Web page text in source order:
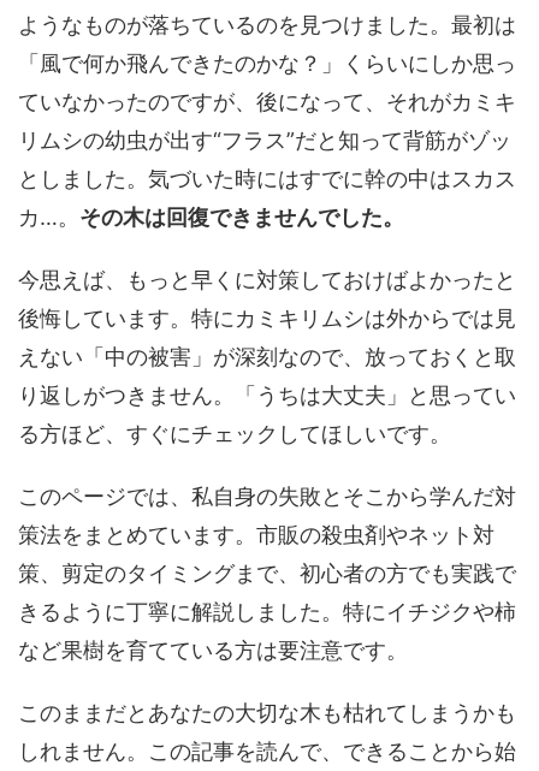
ようなものが落ちているのを見つけました。最初は
「風で何か飛んできたのかな？」くらいにしか思っ
ていなかったのですが、後になって、それがカミキ
リムシの幼虫が出す“フラス”だと知って背筋がゾッ
としました。気づいた時にはすでに幹の中はスカス
カ…。 その木は回復できませんでした。
今思えば、もっと早くに対策しておけばよかったと
後悔しています。特にカミキリムシは外からでは見
えない「中の被害」が深刻なので、放っておくと取
り返しがつきません。「うちは大丈夫」と思ってい
る方ほど、すぐにチェックしてほしいです。
このページでは、私自身の失敗とそこから学んだ対
策法をまとめています。市販の殺虫剤やネット対
策、剪定のタイミングまで、初心者の方でも実践で
きるように丁寧に解説しました。特にイチジクや柿
など果樹を育てている方は要注意です。
このままだとあなたの大切な木も枯れてしまうかも
しれません。この記事を読んで、できることから始